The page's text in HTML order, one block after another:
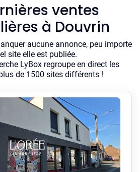
ventes
à Douvrin
aucune annonce, peu importe
site elle est publiée.
LyBox regroupe en direct les
de 1500 sites différents !